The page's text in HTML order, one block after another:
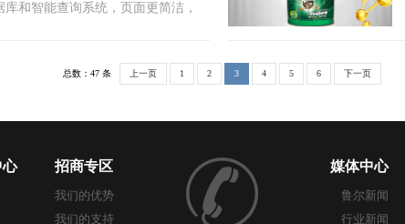
和智能查询系统，页面更简洁，
总数：47 条 上一页 1 2 3 4 5 6 下一页
心 招商专区
我们的优势
我们的支持
媒体中心
鲁尔新闻
行业新闻